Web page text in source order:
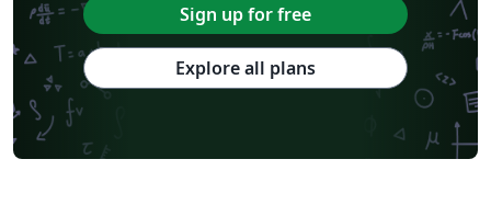
Sign up for free
Explore all plans